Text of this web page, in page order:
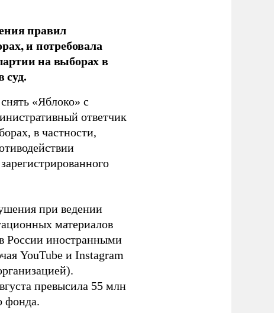
правил
и потребовала
на выборах в
суд.
«Яблоко» с
ответчик
в частности,
при ведении
материалов
России иностранными
YouTube и Instagram
превысила 55 млн
фонда.